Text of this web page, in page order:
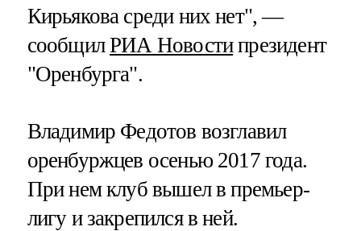
Кирьякова среди них нет", —
сообщилРИА Новостипрезидент
"Оренбурга".
Владимир Федотов возглавил
оренбуржцев осенью 2017 года.
При нем клуб вышел в премьер-
лигу и закрепился в ней.